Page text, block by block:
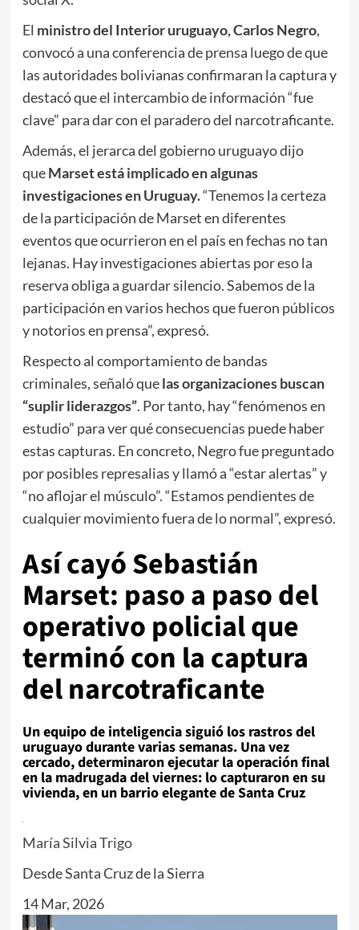
El ministro del Interior uruguayo, Carlos Negro,
convocó a una conferencia de prensa luego de que
las autoridades bolivianas confirmaran la captura y
destacó que el intercambio de información “fue
clave” para dar con el paradero del narcotraficante.
Además, el jerarca del gobierno uruguayo dijo
queMarset está implicado en algunas
investigaciones en Uruguay.“Tenemos la certeza
de la participación de Marset en diferentes
eventos que ocurrieron en el país en fechas no tan
lejanas. Hay investigaciones abiertas por eso la
reserva obliga a guardar silencio. Sabemos de la
participación en varios hechos que fueron públicos
y notorios en prensa”, expresó.
Respecto al comportamiento de bandas
criminales, señaló quelas organizaciones buscan
“suplir liderazgos”. Por tanto, hay “fenómenos en
estudio” para ver qué consecuencias puede haber
estas capturas. En concreto, Negro fue preguntado
por posibles represalias y llamó a “estar alertas” y
“no aflojar el músculo”. “Estamos pendientes de
cualquier movimiento fuera de lo normal”, expresó.
Así cayó Sebastián
Marset: paso a paso del
operativo policial que
terminó con la captura
del narcotraficante
Un equipo de inteligencia siguió los rastros del
uruguayo durante varias semanas. Una vez
cercado, determinaron ejecutar la operación final
en la madrugada del viernes: lo capturaron en su
vivienda, en un barrio elegante de Santa Cruz
María Silvia Trigo
Desde Santa Cruz de la Sierra
14 Mar, 2026